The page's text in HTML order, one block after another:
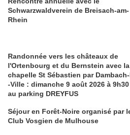
Schwarzwaldverein de Breisach-am-
Rhein
Randonnée vers les châteaux de
l'Ortenbourg et du Bernstein avec la
chapelle St Sébastien par
-Ville : dimanche 9 août 2026 à 9h30
au parking DREYFUS
Séjour en Forêt-Noire organisé par
Club Vosgien de Mulhouse